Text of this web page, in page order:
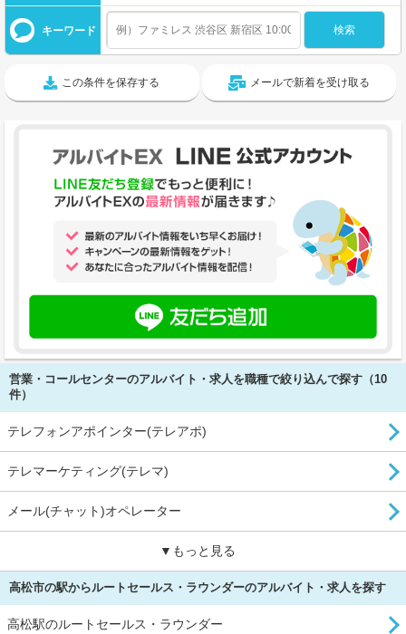
キーワード
この条件を保存する メールで新着を受け取る
営業・コールセンターのアルバイト・求人を職種で絞り込んで探す（10
件）
テレフォンアポインター(テレアポ)
テレマーケティング(テレマ)
メール(チャット)オペレーター
▼もっと見る
高松市の駅からルートセールス・ラウンダーのアルバイト・求人を探す
高松駅のルートセールス・ラウンダー